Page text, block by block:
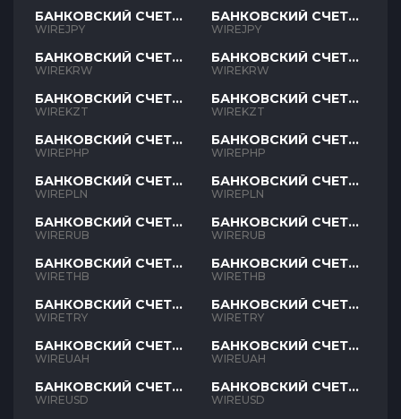
БАНКОВСКИЙ СЧЕТ
JPY
WIREJPY
БАНКОВСКИЙ СЧЕТ
KRW
WIREKRW
БАНКОВСКИЙ СЧЕТ
KZT
WIREKZT
БАНКОВСКИЙ СЧЕТ
PHP
WIREPHP
БАНКОВСКИЙ СЧЕТ
PLN
WIREPLN
БАНКОВСКИЙ СЧЕТ
RUB
WIRERUB
БАНКОВСКИЙ СЧЕТ
THB
WIRETHB
БАНКОВСКИЙ СЧЕТ
TRY
WIRETRY
БАНКОВСКИЙ СЧЕТ
UAH
WIREUAH
БАНКОВСКИЙ СЧЕТ
USD
WIREUSD
БАНКОВСКИЙ СЧЕТ
JPY
WIREJPY
БАНКОВСКИЙ СЧЕТ
KRW
WIREKRW
БАНКОВСКИЙ СЧЕТ
KZT
WIREKZT
БАНКОВСКИЙ СЧЕТ
PHP
WIREPHP
БАНКОВСКИЙ СЧЕТ
PLN
WIREPLN
БАНКОВСКИЙ СЧЕТ
RUB
WIRERUB
БАНКОВСКИЙ СЧЕТ
THB
WIRETHB
БАНКОВСКИЙ СЧЕТ
TRY
WIRETRY
БАНКОВСКИЙ СЧЕТ
UAH
WIREUAH
БАНКОВСКИЙ СЧЕТ
USD
WIREUSD